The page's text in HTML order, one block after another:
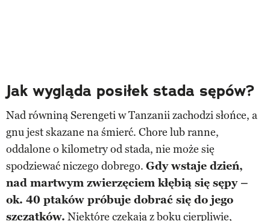
Jak wygląda posiłek stada sępów?
Nad równiną Serengeti w Tanzanii zachodzi słońce, a
gnu jest skazane na śmierć. Chore lub ranne,
oddalone o kilometry od stada, nie może się
spodziewać niczego dobrego. Gdy wstaje dzień,
nad martwym zwierzęciem kłębią się sępy –
ok. 40 ptaków próbuje dobrać się do jego
szczątków. Niektóre czekają z boku cierpliwie,